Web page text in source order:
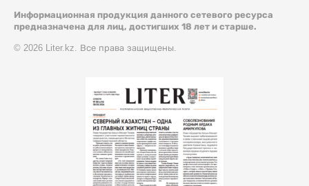
Информационная продукция данного сетевого ресурса
предназначена для лиц, достигших 18 лет и старше.
© 2026 Liter.kz. Все права защищены.